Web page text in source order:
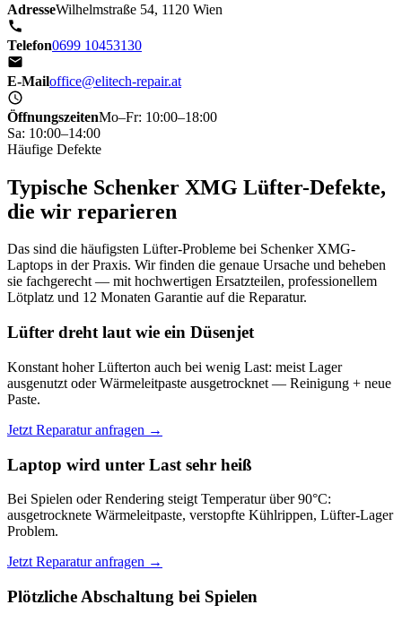
AdresseWilhelmstraße 54, 1120 Wien
Telefon0699 10453130
E-Mailoffice@elitech-repair.at
ÖffnungszeitenMo–Fr: 10:00–18:00
Sa: 10:00–14:00
Häufige Defekte
Typische Schenker XMG Lüfter-Defekte,
die wir reparieren
Das sind die häufigsten Lüfter-Probleme bei Schenker XMG-
Laptops in der Praxis. Wir finden die genaue Ursache und beheben
sie fachgerecht — mit hochwertigen Ersatzteilen, professionellem
Lötplatz und 12 Monaten Garantie auf die Reparatur.
Lüfter dreht laut wie ein Düsenjet
Konstant hoher Lüfterton auch bei wenig Last: meist Lager
ausgenutzt oder Wärmeleitpaste ausgetrocknet — Reinigung + neue
Paste.
Jetzt Reparatur anfragen →
Laptop wird unter Last sehr heiß
Bei Spielen oder Rendering steigt Temperatur über 90°C:
ausgetrocknete Wärmeleitpaste, verstopfte Kühlrippen, Lüfter-Lager
Problem.
Jetzt Reparatur anfragen →
Plötzliche Abschaltung bei Spielen